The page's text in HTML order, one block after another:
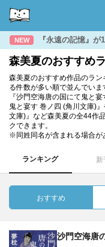
NEW 『永遠の記憶』
森美夏のおすすめ
森美夏のおすすめ作品のラ
る件数が多い順で並んでいま
『沙門空海唐の国にて鬼と
鬼と宴す 巻ノ四 (角川文庫)
文庫)』など森美夏の全44作
クできます。
※同姓同名が含まれる場合が
ランキング 新
おすすめ
沙門空海唐